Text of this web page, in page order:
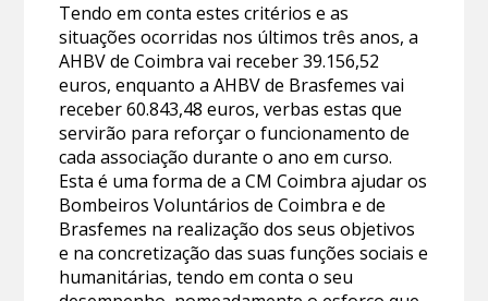
Tendo em conta estes critérios e as
situações ocorridas nos últimos três anos, a
AHBV de Coimbra vai receber 39.156,52
euros, enquanto a AHBV de Brasfemes vai
receber 60.843,48 euros, verbas estas que
servirão para reforçar o funcionamento de
cada associação durante o ano em curso.
Esta é uma forma de a CM Coimbra ajudar os
Bombeiros Voluntários de Coimbra e de
Brasfemes na realização dos seus objetivos
e na concretização das suas funções sociais e
humanitárias, tendo em conta o seu